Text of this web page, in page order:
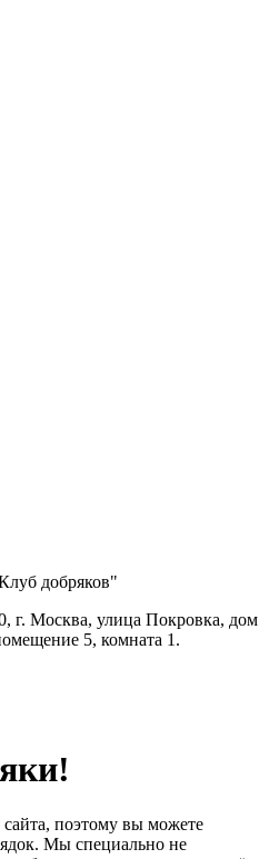
добряков"
г. Москва, улица Покровка, дом
5, комната 1.
сайта, поэтому вы можете
Мы специально не